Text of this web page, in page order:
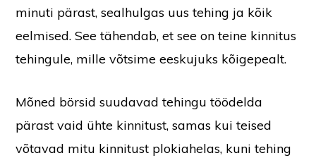
minuti pärast, sealhulgas uus tehing ja kõik
eelmised. See tähendab, et see on teine kinnitus
tehingule, mille võtsime eeskujuks kõigepealt.
Mõned börsid suudavad tehingu töödelda
pärast vaid ühte kinnitust, samas kui teised
võtavad mitu kinnitust plokiahelas, kuni tehing